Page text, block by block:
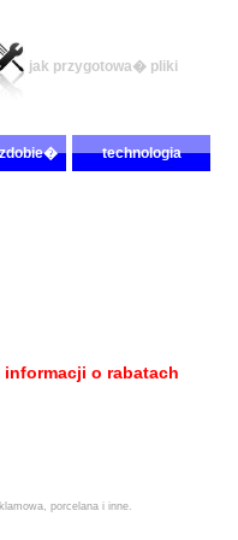
jak przygotowa� pliki
technologia
informacji o rabatach
porcelana i inne.